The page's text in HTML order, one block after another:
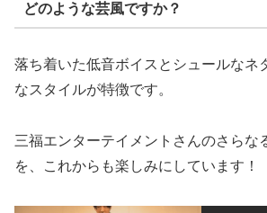
どのような芸風ですか？
落ち着いた低音ボイスとシュールなネ
なスタイルが特徴です。
三福エンターテイメントさんのさらな
を、これからも楽しみにしています！